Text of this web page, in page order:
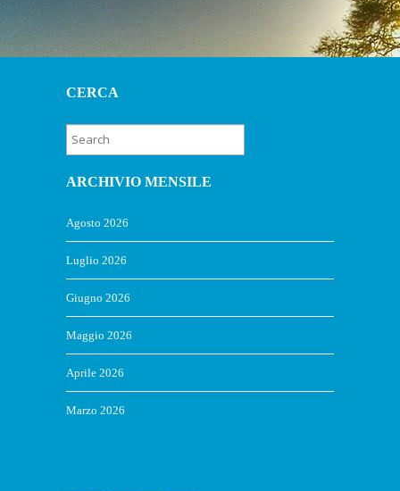
CERCA
ARCHIVIO MENSILE
Agosto 2026
Luglio 2026
Giugno 2026
Maggio 2026
Aprile 2026
Marzo 2026